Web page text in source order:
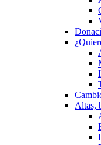
Altas,